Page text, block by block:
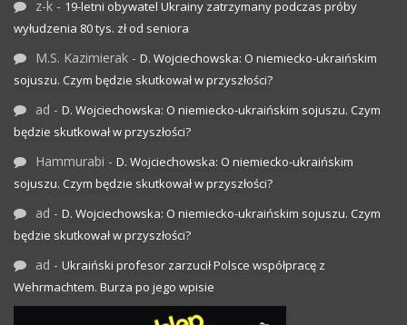
z-k - 19-letni obywatel Ukrainy zatrzymany podczas próby
wyłudzenia 80 tys. zł od seniora
M.S. Kazimierak - D. Wojciechowska: O niemiecko-ukraińskim
sojuszu. Czym będzie skutkował w przyszłości?
ad - D. Wojciechowska: O niemiecko-ukraińskim sojuszu. Czym
będzie skutkował w przyszłości?
Hammurabi - D. Wojciechowska: O niemiecko-ukraińskim
sojuszu. Czym będzie skutkował w przyszłości?
ad - D. Wojciechowska: O niemiecko-ukraińskim sojuszu. Czym
będzie skutkował w przyszłości?
ad - Ukraiński profesor zarzucił Polsce współpracę z
Wehrmachtem. Burza po jego wpisie